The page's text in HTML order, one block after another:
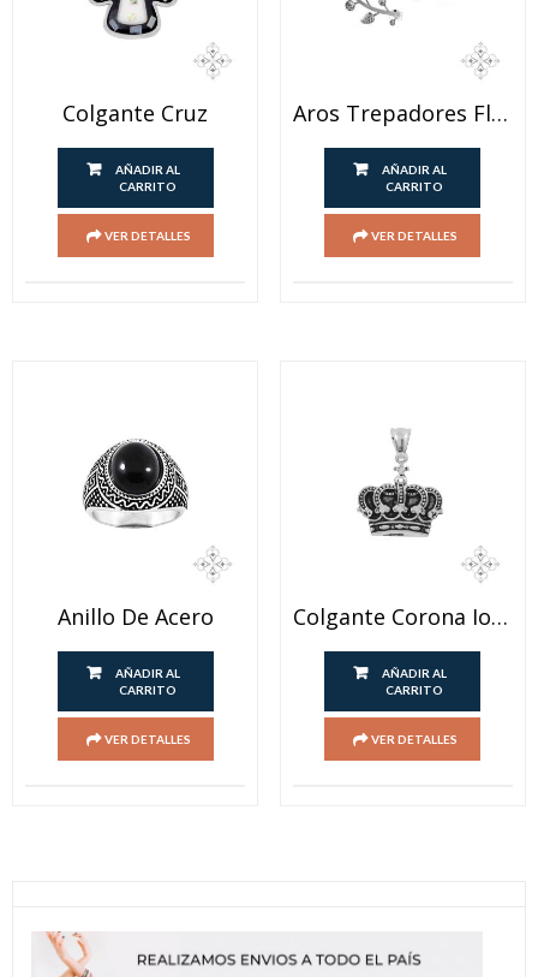
Colgante Cruz
AÑADIR AL
CARRITO
VER DETALLES
Aros Trepadores Flor
AÑADIR AL
CARRITO
VER DETALLES
Anillo De Acero
AÑADIR AL
CARRITO
VER DETALLES
Colgante Corona Ionizado
AÑADIR AL
CARRITO
VER DETALLES